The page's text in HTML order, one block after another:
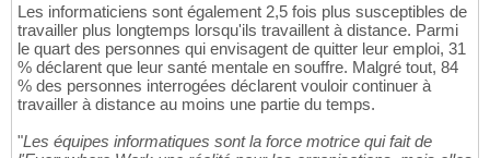
Les informaticiens sont également 2,5 fois plus susceptibles de
travailler plus longtemps lorsqu'ils travaillent à distance. Parmi
le quart des personnes qui envisagent de quitter leur emploi, 31
% déclarent que leur santé mentale en souffre. Malgré tout, 84
% des personnes interrogées déclarent vouloir continuer à
travailler à distance au moins une partie du temps.
"Les équipes informatiques sont la force motrice qui fait de